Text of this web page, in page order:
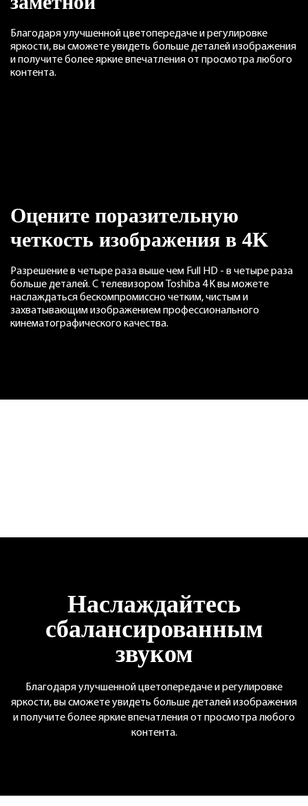
Благодаря улучшенной цветопередаче и регулировке
яркости, вы сможете увидеть больше деталей изображения
и получите более яркие впечатления от просмотра любого
контента.
Оцените поразительную
четкость изображения в 4K
Разрешение в четыре раза выше чем Full HD - в четыре раза
больше деталей. С телевизором Toshiba 4K вы можете
наслаждаться бескомпромиссно четким, чистым и
захватывающим изображением профессионального
кинематографического качества.
Наслаждайтесь
сбалансированным
звуком
Благодаря улучшенной цветопередаче и регулировке
яркости, вы сможетеувидеть больше деталей изображения
и получите более яркиевпечатления от просмотра любого
контента.